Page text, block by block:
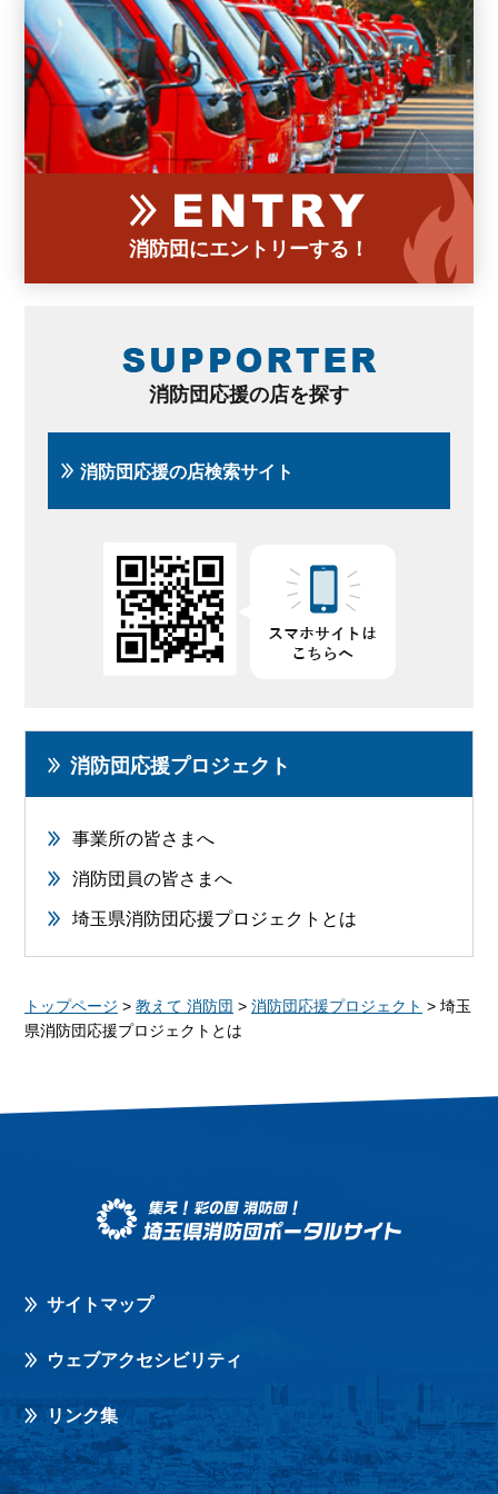
消防団にエントリーする！
消防団応援の店を探す
消防団応援の店検索サイト
消防団応援プロジェクト
事業所の皆さまへ
消防団員の皆さまへ
埼玉県消防団応援プロジェクトとは
トップページ > 教えて 消防団 > 消防団応援プロジェクト > 埼玉
県消防団応援プロジェクトとは
サイトマップ
ウェブアクセシビリティ
リンク集